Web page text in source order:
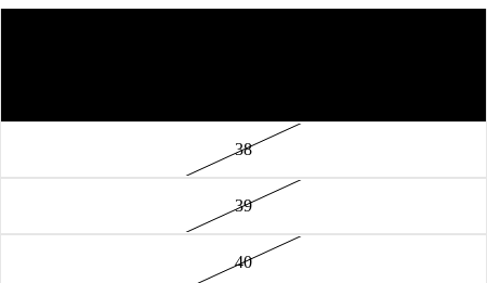
38
39
40